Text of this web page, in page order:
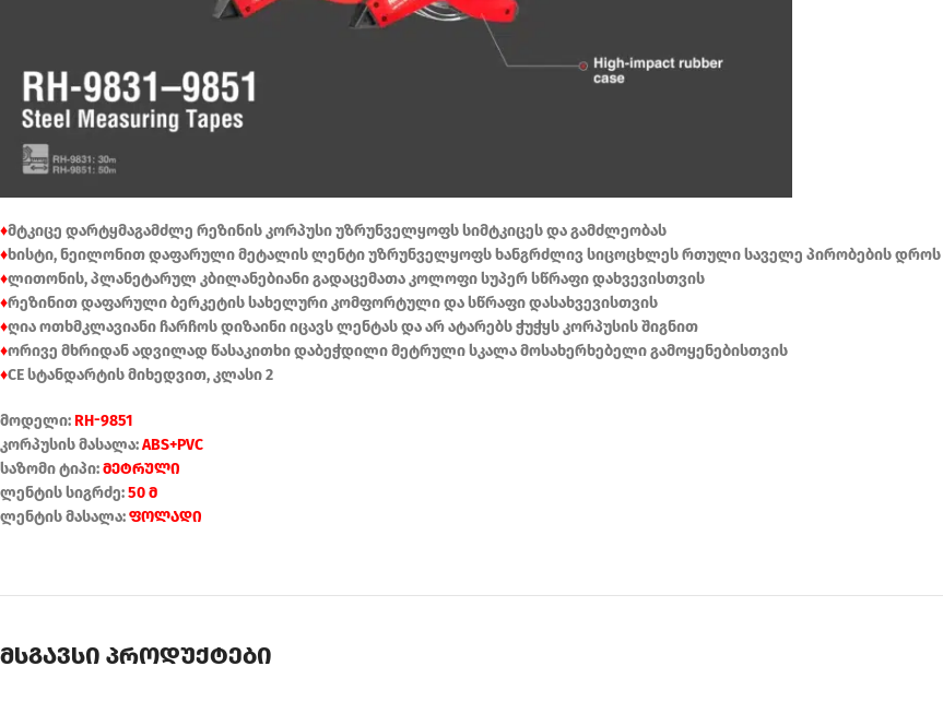
♦მტკიცე დარტყმაგამძლე რეზინის კორპუსი უზრუნველყოფს სიმტკიცეს და გამძლეობას
♦ხისტი, ნეილონით დაფარული მეტალის ლენტი უზრუნველყოფს ხანგრძლივ სიცოცხლეს რთული საველე პირობების დროს
♦ლითონის, პლანეტარულ კბილანებიანი გადაცემათა კოლოფი სუპერ სწრაფი დახვევისთვის
♦რეზინით დაფარული ბერკეტის სახელური კომფორტული და სწრაფი დასახვევისთვის
♦ღია ოთხმკლავიანი ჩარჩოს დიზაინი იცავს ლენტას და არ ატარებს ჭუჭყს კორპუსის შიგნით
♦ორივე მხრიდან ადვილად წასაკითხი დაბეჭდილი მეტრული სკალა მოსახერხებელი გამოყენებისთვის
♦CE სტანდარტის მიხედვით, კლასი 2
მოდელი:RH-9851
კორპუსის მასალა:ABS+PVC
საზომი ტიპი:მეტრული
ლენტის სიგრძე:50 მ
ლენტის მასალა:ფოლადი
მსგავსი პროდუქტები